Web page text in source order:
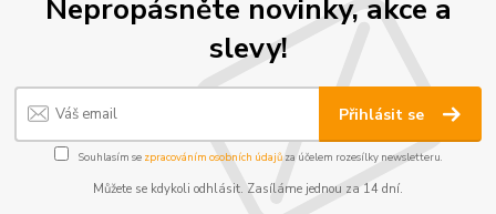
Nepropásněte novinky, akce a
slevy!
Přihlásit se
Souhlasím se zpracováním osobních údajůza účelem rozesílky newsletteru.
Můžete se kdykoli odhlásit. Zasíláme jednou za 14 dní.